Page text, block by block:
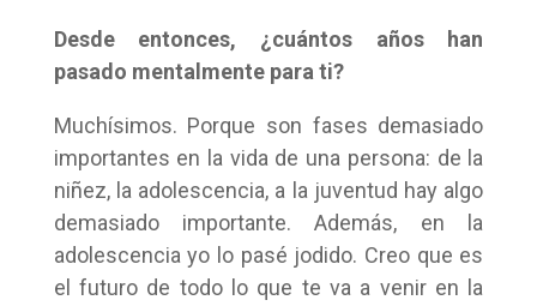
Desde entonces, ¿cuántos años han
pasado mentalmente para ti?
Muchísimos. Porque son fases demasiado
importantes en la vida de una persona: de la
niñez, la adolescencia, a la juventud hay algo
demasiado importante. Además, en la
adolescencia yo lo pasé jodido. Creo que es
el futuro de todo lo que te va a venir en la